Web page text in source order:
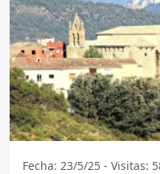
Fecha: 23/5/25 - Visitas: